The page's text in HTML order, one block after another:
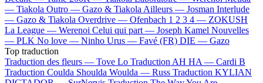
— Tiakola Outro — Gazo & Tiakola Ailleurs — Josman Interlude
— Gazo & Tiakola Overdrive — Ofenbach 1 2 3 4 — ZOKUSH
La League — Werenoi Celui qui part — Joseph Kamel Nouvelles
— PLK No love — Ninho Urus — Favé (FR) DIE — Gazo
Top traduction
Traduction des fleurs — Tove Lo Traduction AH HA — Cardi B
Traduction Coulda Shoulda Woulda — Russ Traduction KYLIAN